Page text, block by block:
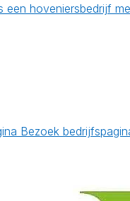
een hoveniersbedrijf
Bezoek